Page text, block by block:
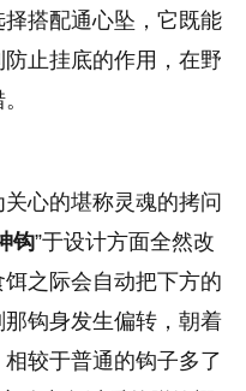
搭配通心坠，它既能
止挂底的作用，在野
心的堪称灵魂的拷问
钩”于设计方面全然改
之际会自动把下方的
钩身发生偏转，朝着
较于普通的钩子多了